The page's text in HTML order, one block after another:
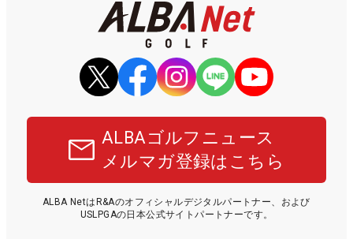
ALBAゴルフニュース
メルマガ登録はこちら
ALBA NetはR&Aのオフィシャルデジタルパートナー、および
USLPGAの日本公式サイトパートナーです。